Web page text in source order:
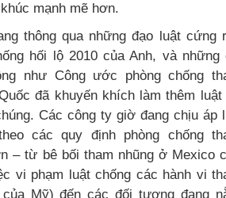
mạnh mẽ hơn.
thông qua những đạo luật cứng
hối lộ 2010 của Anh, và những
như Công ước phòng chống
đã khuyến khích làm thêm luật
Các công ty giờ đang chịu áp
các quy định phòng chống
– từ bê bối tham nhũng ở Mexico
vi phạm luật chống các hành vi
Mỹ) đến các đối tượng đang